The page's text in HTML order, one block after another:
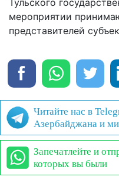
мероприятии
представителей
Читайте нас в
Азербайджана и
Запечатлейте и
которых вы были